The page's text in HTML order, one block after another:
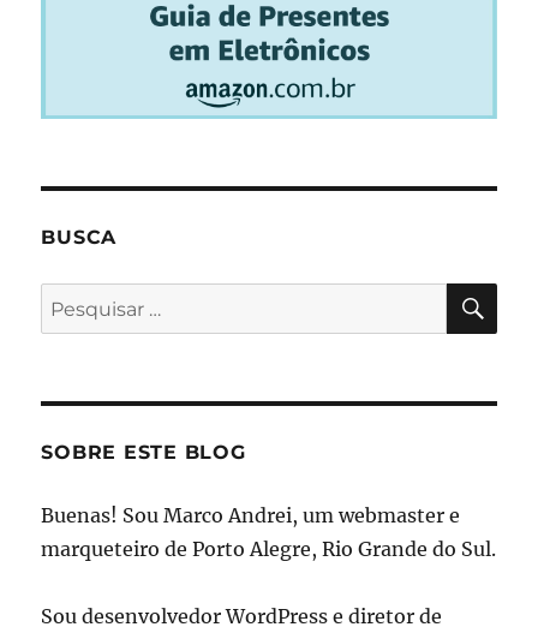
BUSCA
Pesquisar
por:
SOBRE ESTE BLOG
Buenas! Sou Marco Andrei, um webmaster e
marqueteiro de Porto Alegre, Rio Grande do Sul.
Sou desenvolvedor WordPress e diretor de